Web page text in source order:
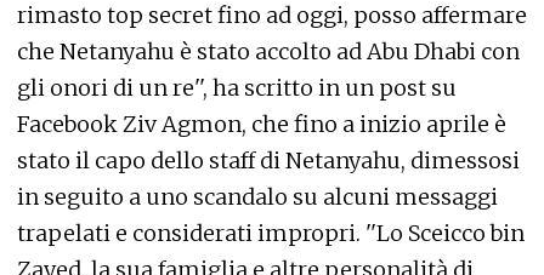
rimasto top secret fino ad oggi, posso affermare
che Netanyahu è stato accolto ad Abu Dhabi con
gli onori di un re'', ha scritto in un post su
Facebook Ziv Agmon, che fino a inizio aprile è
stato il capo dello staff di Netanyahu, dimessosi
in seguito a uno scandalo su alcuni messaggi
trapelati e considerati impropri. ''Lo Sceicco bin